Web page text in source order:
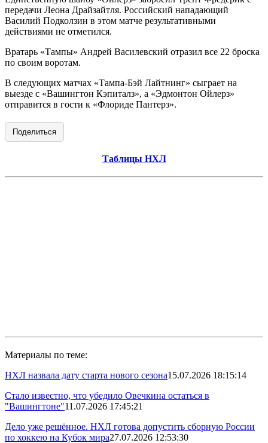
передачи Леона Драйзайтля. Российский нападающий
Василий Подколзин в этом матче результативными
действиями не отметился.
Вратарь «Тампы» Андрей Василевский отразил все 22 броска
по своим воротам.
В следующих матчах «Тампа-Бэй Лайтнинг» сыграет на
выезде с «Вашингтон Кэпиталз», а «Эдмонтон Ойлерз»
отправится в гости к «Флориде Пантерз».
Поделиться
Таблицы НХЛ
Материалы по теме:
НХЛ назвала дату старта нового сезона15.07.2026 18:15:14
Стало известно, что убедило Овечкина остаться в
"Вашингтоне"11.07.2026 17:45:21
Дело уже решённое. НХЛ готова допустить сборную России
по хоккею на Кубок мира27.07.2026 12:53:30